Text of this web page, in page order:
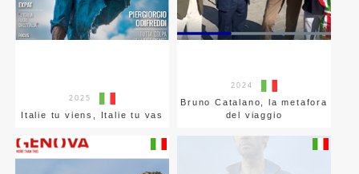
2025
Italie tu viens, Italie tu vas
2024
Bruno Catalano, la metafora
del viaggio